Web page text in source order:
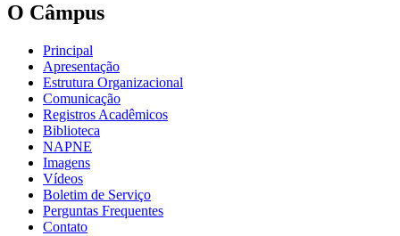
O Câmpus
Principal
Apresentação
Estrutura Organizacional
Comunicação
Registros Acadêmicos
Biblioteca
NAPNE
Imagens
Vídeos
Boletim de Serviço
Perguntas Frequentes
Contato